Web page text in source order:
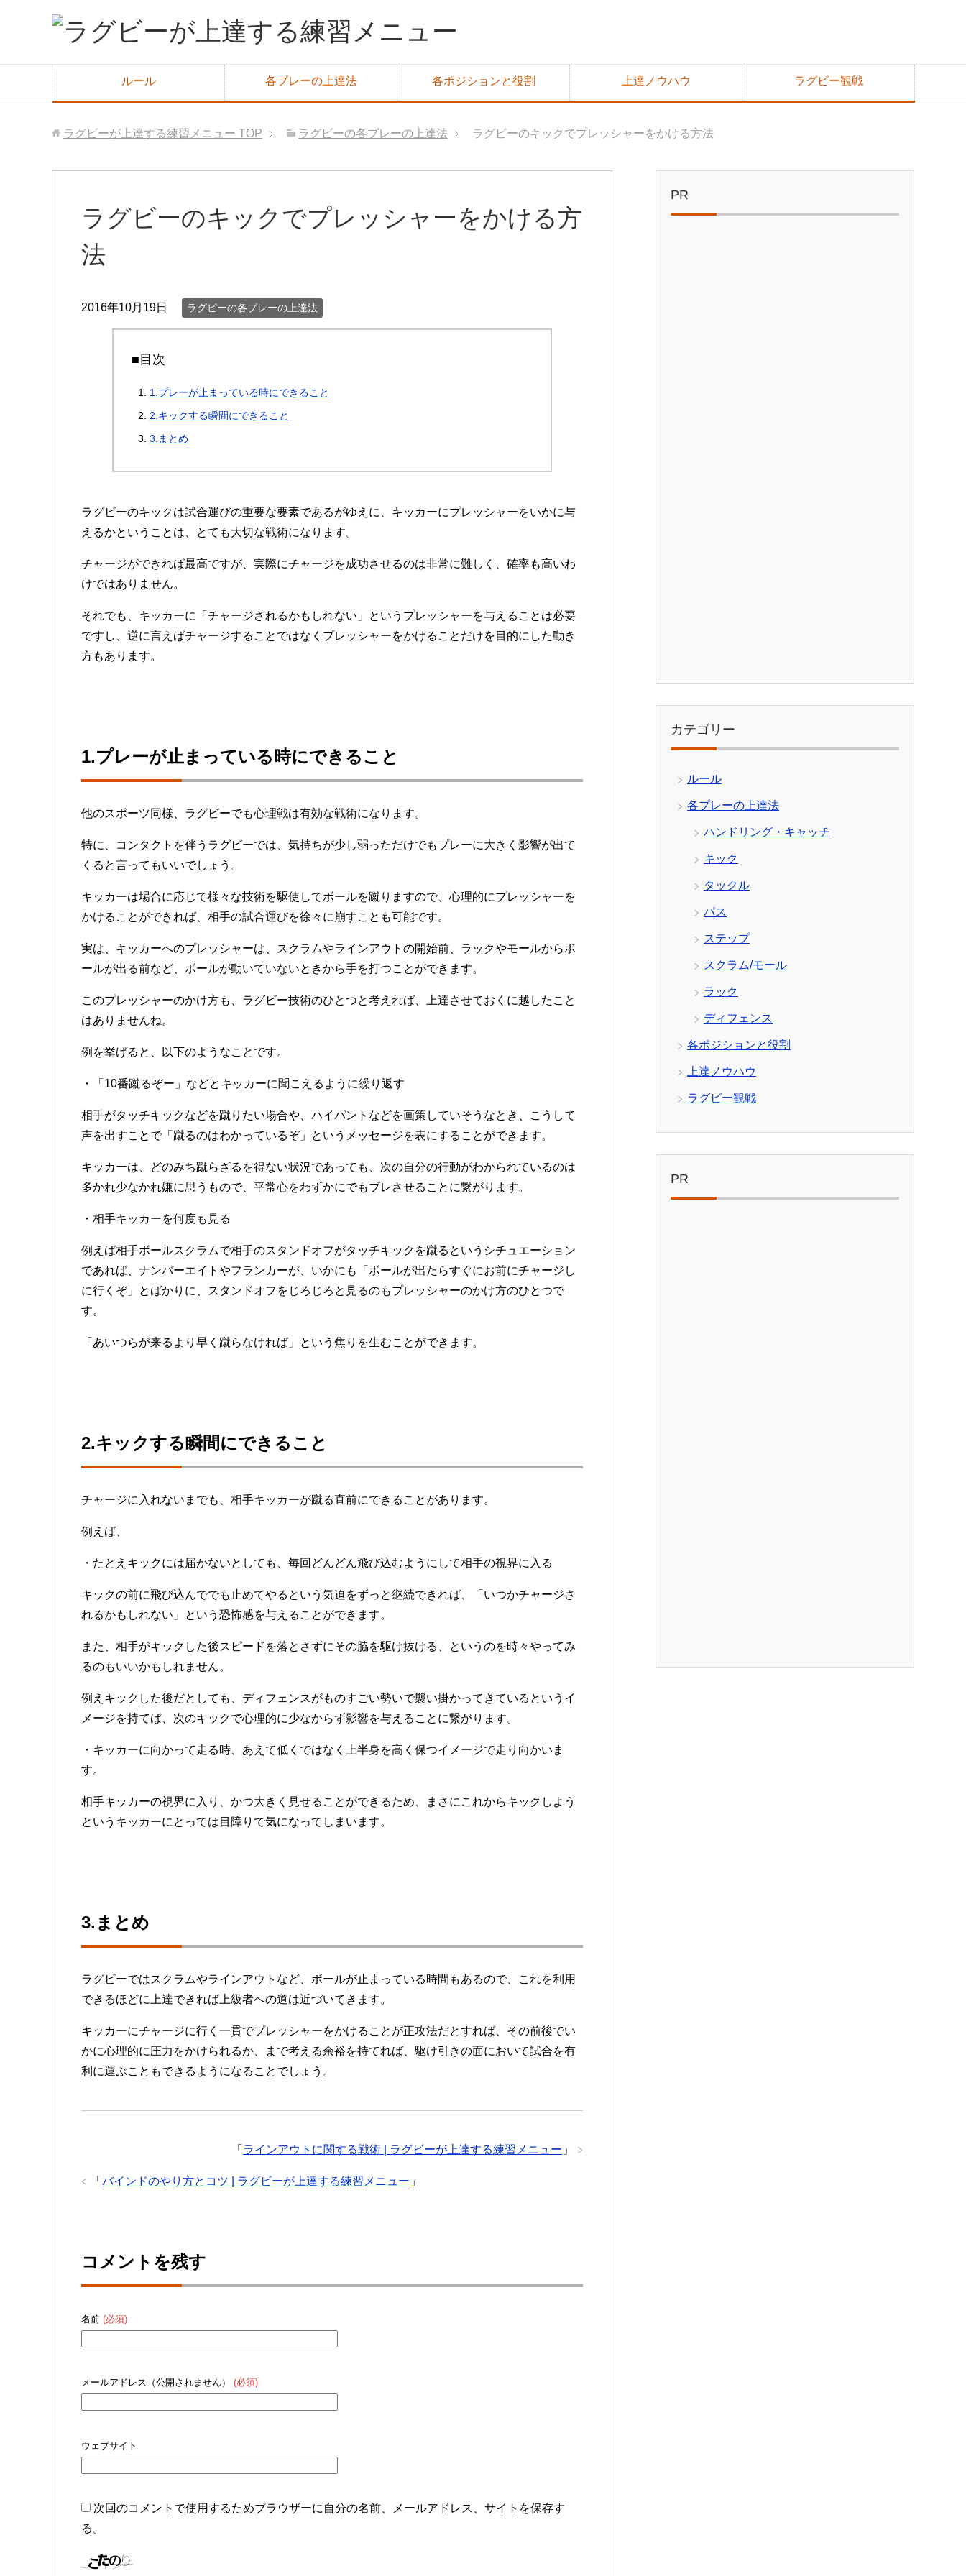
ルール 各プレーの上達法 各ポジションと役割 上達ノウハウ ラグビー観戦
ラグビーが上達する練習メニュー TOP ラグビーの各プレーの上達法 ラグビーのキックでプレッシャーをかける方法
ラグビーのキックでプレッシャーをかける方
法
2016年10月19日 ラグビーの各プレーの上達法
■目次
1.プレーが止まっている時にできること
2.キックする瞬間にできること
3.まとめ
ラグビーのキックは試合運びの重要な要素であるがゆえに、キッカーにプレッシャーをいかに与
えるかということは、とても大切な戦術になります。
チャージができれば最高ですが、実際にチャージを成功させるのは非常に難しく、確率も高いわ
けではありません。
それでも、キッカーに「チャージされるかもしれない」というプレッシャーを与えることは必要
ですし、逆に言えばチャージすることではなくプレッシャーをかけることだけを目的にした動き
方もあります。
1.プレーが止まっている時にできること
他のスポーツ同様、ラグビーでも心理戦は有効な戦術になります。
特に、コンタクトを伴うラグビーでは、気持ちが少し弱っただけでもプレーに大きく影響が出て
くると言ってもいいでしょう。
キッカーは場合に応じて様々な技術を駆使してボールを蹴りますので、心理的にプレッシャーを
かけることができれば、相手の試合運びを徐々に崩すことも可能です。
実は、キッカーへのプレッシャーは、スクラムやラインアウトの開始前、ラックやモールからボ
ールが出る前など、ボールが動いていないときから手を打つことができます。
このプレッシャーのかけ方も、ラグビー技術のひとつと考えれば、上達させておくに越したこと
はありませんね。
例を挙げると、以下のようなことです。
・「10番蹴るぞー」などとキッカーに聞こえるように繰り返す
相手がタッチキックなどを蹴りたい場合や、ハイパントなどを画策していそうなとき、こうして
声を出すことで「蹴るのはわかっているぞ」というメッセージを表にすることができます。
キッカーは、どのみち蹴らざるを得ない状況であっても、次の自分の行動がわかられているのは
多かれ少なかれ嫌に思うもので、平常心をわずかにでもブレさせることに繋がります。
・相手キッカーを何度も見る
例えば相手ボールスクラムで相手のスタンドオフがタッチキックを蹴るというシチュエーション
であれば、ナンバーエイトやフランカーが、いかにも「ボールが出たらすぐにお前にチャージし
に行くぞ」とばかりに、スタンドオフをじろじろと見るのもプレッシャーのかけ方のひとつで
す。
「あいつらが来るより早く蹴らなければ」という焦りを生むことができます。
2.キックする瞬間にできること
チャージに入れないまでも、相手キッカーが蹴る直前にできることがあります。
例えば、
・たとえキックには届かないとしても、毎回どんどん飛び込むようにして相手の視界に入る
キックの前に飛び込んででも止めてやるという気迫をずっと継続できれば、「いつかチャージさ
れるかもしれない」という恐怖感を与えることができます。
また、相手がキックした後スピードを落とさずにその脇を駆け抜ける、というのを時々やってみ
るのもいいかもしれません。
例えキックした後だとしても、ディフェンスがものすごい勢いで襲い掛かってきているというイ
メージを持てば、次のキックで心理的に少なからず影響を与えることに繋がります。
・キッカーに向かって走る時、あえて低くではなく上半身を高く保つイメージで走り向かいま
す。
相手キッカーの視界に入り、かつ大きく見せることができるため、まさにこれからキックしよう
というキッカーにとっては目障りで気になってしまいます。
3.まとめ
ラグビーではスクラムやラインアウトなど、ボールが止まっている時間もあるので、これを利用
できるほどに上達できれば上級者への道は近づいてきます。
キッカーにチャージに行く一貫でプレッシャーをかけることが正攻法だとすれば、その前後でい
かに心理的に圧力をかけられるか、まで考える余裕を持てれば、駆け引きの面において試合を有
利に運ぶこともできるようになることでしょう。
「 ラインアウトに関する戦術 | ラグビーが上達する練習メニュー 」
「 バインドのやり方とコツ | ラグビーが上達する練習メニュー 」
コメントを残す
名前 (必須)
メールアドレス（公開されません） (必須)
ウェブサイト
次回のコメントで使用するためブラウザーに自分の名前、メールアドレス、サイトを保存す
る。
PR
カテゴリー
ルール
各プレーの上達法
ハンドリング・キャッチ
キック
タックル
パス
ステップ
スクラム/モール
ラック
ディフェンス
各ポジションと役割
上達ノウハウ
ラグビー観戦
PR